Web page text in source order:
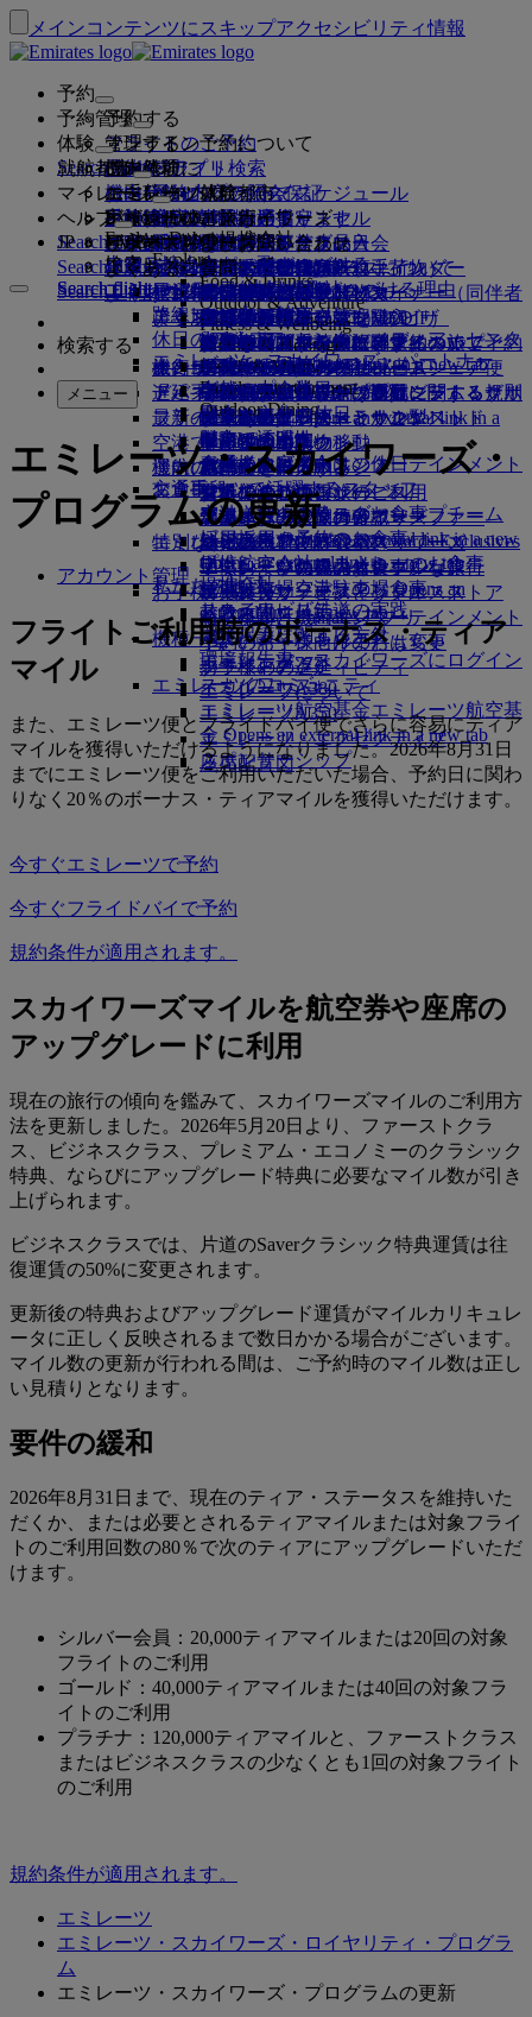
メインコンテンツにスキップアクセシビリティ情報
予約
予約する
フライトのご予約
フライト検索
フライト・スケジュール
お得な運賃
スペシャルオファー
ベストプライス・ファインダー
ご旅行の計画
ホテルの予約
ツアーとアクティビティ
旅行サービス
ミート＆グリートの手配ミート＆グリ
ートの手配 Opens an external link in a
new tab
ドバイ・コネクト
交通手段
空港送迎の予約
レンタカー予約
提携航空会社
空港駐車場空港駐車場 Opens an
external link in a new tab
オンライン予約について
Emiratesアプリ
ベストプライス保証
事前座席指定
Emiratesアプリ
Search flight
予約管理
管理する
予約管理
予約内容の照会
ご予約のキャンセル
予約の変更
座席の事前指定
アップグレード
送迎サービスの管理
アクセシブルな旅行の予約
オンライン・チェックイン
チェックイン・オプション
フライト状況
ご出発前に
ご出発前に
旅行情報
機内持込み禁止品目
規約および注意事項
旅行中の健康アドバイス
医療情報フォーム（MEDIF）
お食事に関する情報
UAEへの持込み禁止品目
ドバイ国際空港
エミレーツ・ターミナル3
ターミナル間の移動
空港送迎の予約
シャトルバス・サービス
お手荷物
手荷物情報
手荷物情報
受託手荷物（預入れ手荷物）
機内持ち込み手荷物
追加手荷物許容量を購入
追加の受託手荷物許容量について
ドバイでの手荷物サービス
遅延手荷物または破損手荷物
ビザおよびパスポート
ビザの要件をご確認ください
ビザとパスポート情報
米国渡航認証
アラブ首長国連邦（UAE）のビザ
Search flight
体験
機内体験
機内サービスについて
客室の特徴
ファーストクラス
ビジネスクラス
プレミアム・エコノミー
エコノミークラス
快適な機内
機内エンターテインメント
iceの最新コンテンツ
ice TV Live
機内Wi-Fi
お子様向け機内エンターテインメント
お食事
ファーストクラスのお食事
ビジネスクラスのお食事
プレミアム・エコノミーのお食事
エコノミークラスのお食事
お飲み物
機種一覧
ボーイング777
エミレーツA380
エミレーツA350
エミレーツ・エグゼクティブ
座席配置図
エミレーツ体験
ご旅行はここから始まります
エミレーツ体験
送迎サービス
エミレーツのサービス
季節の行事
非接触（コンタクトレス）の旅
エミレーツのラウンジ
ファーストクラス・ラウンジ
ビジネスクラス・ラウンジ
世界各地のラウンジ
パートナーラウンジ
有料でのラウンジのご利用
マルハバ・ラウンジ
エミレーツでショッピング
エミレーツ免税品コレクション
エミレーツ・オフィシャル・ストア
家族連れのご旅行
ご家族でのご旅行
家族旅行のプランを練る
アナカンパニード・マイナー（同伴者
のないお子様）
妊娠中
手荷物許容量
子供および幼児向け運賃に関する規則
チャイルドシートとかご型ベッド
空港で
機内にて
お子様連れのご旅行
幼児連れのご旅行
幼児の手荷物許容量
子供および幼児のお食事
お子様の楽しみ
お子様向け機内エンターテインメント
小さいお子様向けのおもちゃ
お子様のアクティビティ
Fly Better
ワンランク上を、飛びつづける。
ワンランク上を、飛びつづける理由
エミレーツについて
エミレーツについて
エミレーツ・ストーリー
メディア・センターメディア・センタ
ー Opens an external link in a new tab
グループ企業
安全
財務の透明性
責任あるビジネス
エミレーツで活躍するスタッフ
エミレーツのリーダーシップチーム
採用採用 Opens an external link in a new
tab
私たちの地球
サステナビリティの実践
環境保護に関する方針
環境報告書
エミレーツのコミュニティ
エミレーツ航空基金エミレーツ航空基
金 Opens an external link in a new tab
スポンサーシップ
Search flight
就航都市
エミレーツ就航都市
目的地
就航都市
アジア太平洋
北・中央・南アメリカ
アフリカ
ヨーロッパ
中東
ディスカバー・ドバイ
最新の目的地
ヘルシンキ
杭州
ダナン
深圳
シェムリアップ
Explore Dubai
Explore Dubai
Explore
Food & Drinks
Outdoor & Adventure
Fitness & Wellbeing
Culture & Heritage
Beach & Marine
Family entertainment
Outdoor Dining
エミレーツの提携会社
上空と地上のパートナー
エミレーツの提携会社
カンタス航空
flydubai
エミレーツ・スカイワーズ・パートナー
検索
エミレーツの目的地を見る
路線マップ
休日のアイデア
ビーチの目的地
自然の中の休日
歴史と文化の休日
都市での滞在
食通のお客様向けの休日
Search flight
マイレージ
エミレーツ・スカイワーズ
エミレーツ・スカイワーズに入会
エミレーツ・スカイワーズについて
会員ティア
フライドバイ
キャッシュ+マイル
デジタル会員カード
マイ・ファミリー・プログラム
マイルのご利用
マイルの申請
マイルを購入する
マイルのご獲得
スカイワーズ・スカイサーファー
Skywards ExclusivesSkywards Exclusives
Opens an external link in a new tab
提携会社
スカイワーズ鉄道
マイルカリキュレータ
エミレーツ・スカイワーズにログイン
スカイワーズ+
ビジネスリワーズ
ビジネスリワーズに登録
ビジネスリワーズについて
ビジネスリワーズに登録
ビジネスリワーズにログイン
特典
プログラム内容
よくある質問
Search flight
ヘルプ
サポートおよびお問い合わせ
サポートおよびお問い合わせ
サポートおよびお問い合わせ
変更またはキャンセル
ビザとパスポートに関するヘルプ
フィードバックとクレーム
手荷物の紛失または盗難に関するサポ
ート
ドバイ・コネクト
運航の変更
最近の渡航情報
フライトの状況の確認
特別なお手伝い
エミレーツのアクセシブルな旅行
特別支援サービスとリクエスト
よくあるご質問
よくある質問
よくある質問
お近くのエミレーツオフィスでご予約
当社ネットワークとコードシェア便
その他のエミレーツ商品
特別支援サービスとリクエスト
手荷物と遺失物
旅行の準備
空港で
エミレーツ・スカイワーズ
エミレーツ・ビジネスリワーズ
エミレーツの機内体験
ツールとリソース
モバイルとEmiratesアプリ
予約のキャンセルまたは変更
フライトの遅延
エミレーツについて
Search flight
JP
検索する
メニュー
エミレーツ・スカイワーズ・
プログラムの更新
アカウント管理
フライトご利用時のボーナス・ティア
マイル
また、エミレーツ便とフライドバイ便でさらに容易にティア
マイルを獲得いただけるようになりました。2026年8月31日
までにエミレーツ便をご利用いただいた場合、予約日に関わ
りなく20％のボーナス・ティアマイルを獲得いただけます。
今すぐエミレーツで予約
今すぐフライドバイで予約
規約条件が適用されます。
スカイワーズマイルを航空券や座席の
アップグレードに利用
現在の旅行の傾向を鑑みて、スカイワーズマイルのご利用方
法を更新しました。2026年5月20日より、ファーストクラ
ス、ビジネスクラス、プレミアム・エコノミーのクラシック
特典、ならびにアップグレード特典に必要なマイル数が引き
上げられます。
ビジネスクラスでは、片道のSaverクラシック特典運賃は往
復運賃の50%に変更されます。
更新後の特典およびアップグレード運賃がマイルカリキュレ
ータに正しく反映されるまで数日かかる場合がございます。
マイル数の更新が行われる間は、ご予約時のマイル数は正し
い見積りとなります。
要件の緩和
2026年8月31日まで、現在のティア・ステータスを維持いた
だくか、または必要とされるティアマイルまたは対象フライ
トのご利用回数の80％で次のティアにアップグレードいただ
けます。
シルバー会員：20,000ティアマイルまたは20回の対象
フライトのご利用
ゴールド：40,000ティアマイルまたは40回の対象フラ
イトのご利用
プラチナ：120,000ティアマイルと、ファーストクラス
またはビジネスクラスの少なくとも1回の対象フライト
のご利用
規約条件が適用されます。
エミレーツ
エミレーツ・スカイワーズ・ロイヤリティ・プログラ
ム
エミレーツ・スカイワーズ・プログラムの更新